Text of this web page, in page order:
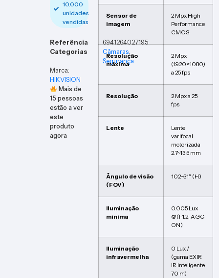
10.000
unidades
vendidas
Referência
6941264027195
Categorias
Câmaras,
Segurança
Marca:
HIKVISION
Mais de
15 pessoas
estão a ver
este
produto
agora
Sensor de
imagem
2 Mpx High
Performance
CMOS
Resolução
máxima
2 Mpx
(1920×1080)
a 25 fps
Resolução
2 Mpx a 25
fps
Lente
Lente
varifocal
motorizada
2.7~13.5 mm
Ângulo de visão
(FOV)
102~31º (H)
Iluminação
mínima
0.005 Lux
@(F1.2, AGC
ON)
Iluminação
infravermelha
0 Lux /
(gama EXIR
IR inteligente
70 m)